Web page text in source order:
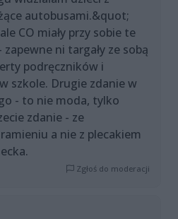
autobusami.&quot;
CO miały przy sobie te
ni targały ze sobą
podręczników i
szkole. Drugie zdanie w
- to nie moda, tylko
zdanie - ze
a nie z plecakiem
Zgłoś do moderacji